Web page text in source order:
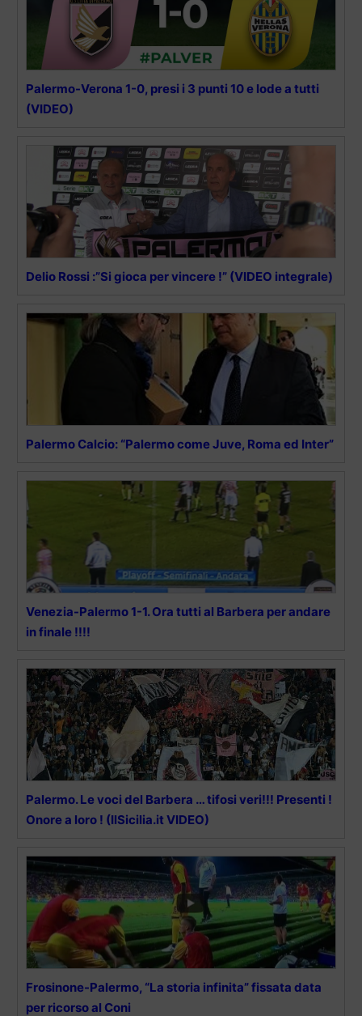
Palermo-Verona 1-0, presi i 3 punti 10 e lode a tutti
(VIDEO)
Delio Rossi :”Si gioca per vincere !” (VIDEO integrale)
Palermo Calcio: “Palermo come Juve, Roma ed Inter”
Venezia-Palermo 1-1. Ora tutti al Barbera per andare
in finale !!!!
Palermo. Le voci del Barbera … tifosi veri!!! Presenti !
Onore a loro ! (IlSicilia.it VIDEO)
Frosinone-Palermo, “La storia infinita” fissata data
per ricorso al Coni